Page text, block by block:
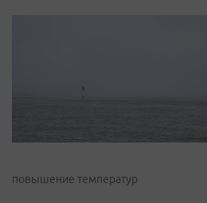
повышение температур